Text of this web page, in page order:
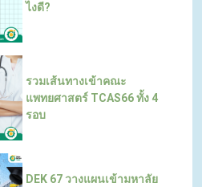
ไงดี?
รวมเส้นทางเข้าคณะ
แพทยศาสตร์ TCAS66 ทั้ง 4
รอบ
DEK 67 วางแผนเข้ามหาลัย